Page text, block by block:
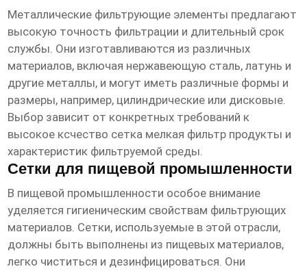
Металлические фильтрующие элементы предлагают
высокую точность фильтрации и длительный срок
службы. Они изготавливаются из различных
материалов, включая нержавеющую сталь, латунь и
другие металлы, и могут иметь различные формы и
размеры, например, цилиндрические или дисковые.
Выбор зависит от конкретных требований к
высокое ксчество сетка мелкая фильтр продукты и
характеристик фильтруемой среды.
Сетки для пищевой промышленности
В пищевой промышленности особое внимание
уделяется гигиеническим свойствам фильтрующих
материалов. Сетки, используемые в этой отрасли,
должны быть выполнены из пищевых материалов,
легко чиститься и дезинфицироваться. Они